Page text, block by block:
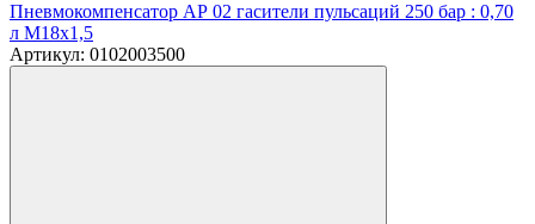
Пневмокомпенсатор АР 02 гасители пульсаций 250 бар : 0,70
л M18x1,5
Артикул: 0102003500